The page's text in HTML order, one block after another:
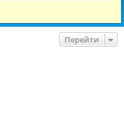
Перейти